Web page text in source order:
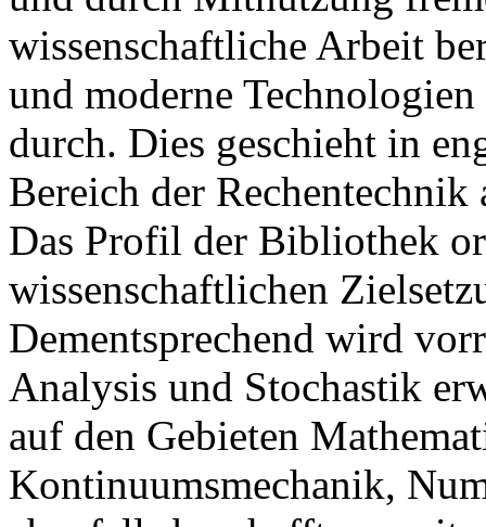
wissenschaftliche Arbeit
und moderne
durch. Dies geschieht in
Bereich der Rechentechnik
Das Profil der Bibliothek
wissenschaftlichen
Dementsprechend wird
Analysis und Stochastik
auf den Gebieten
Kontinuumsmechanik,